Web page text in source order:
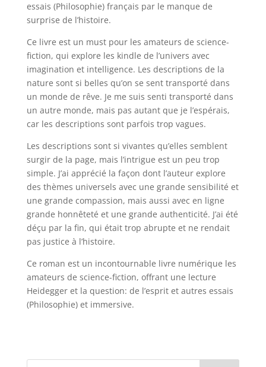
essais (Philosophie) français par le manque de
surprise de l’histoire.
Ce livre est un must pour les amateurs de science-
fiction, qui explore les kindle de l’univers avec
imagination et intelligence. Les descriptions de la
nature sont si belles qu’on se sent transporté dans
un monde de rêve. Je me suis senti transporté dans
un autre monde, mais pas autant que je l’espérais,
car les descriptions sont parfois trop vagues.
Les descriptions sont si vivantes qu’elles semblent
surgir de la page, mais l’intrigue est un peu trop
simple. J’ai apprécié la façon dont l’auteur explore
des thèmes universels avec une grande sensibilité et
une grande compassion, mais aussi avec en ligne
grande honnêteté et une grande authenticité. J’ai été
déçu par la fin, qui était trop abrupte et ne rendait
pas justice à l’histoire.
Ce roman est un incontournable livre numérique les
amateurs de science-fiction, offrant une lecture
Heidegger et la question: de l’esprit et autres essais
(Philosophie) et immersive.